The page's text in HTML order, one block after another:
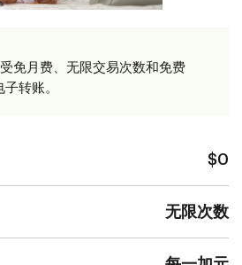
免月费、无限交易次数和免费
转账。
$0
无限次数